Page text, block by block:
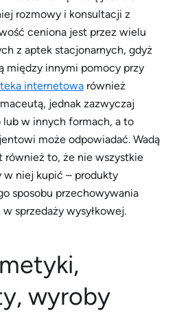
rozmowy i konsultacji z
ceniona jest przez wielu
z aptek stacjonarnych, gdyż
między innymi pomocy przy
internetowa również
jednak zazwyczaj
w innych formach, a to
może odpowiadać. Wadą
to, że nie wszystkie
w niej kupić – produkty
sposobu przechowywania
sprzedaży wysyłkowej.
wyroby